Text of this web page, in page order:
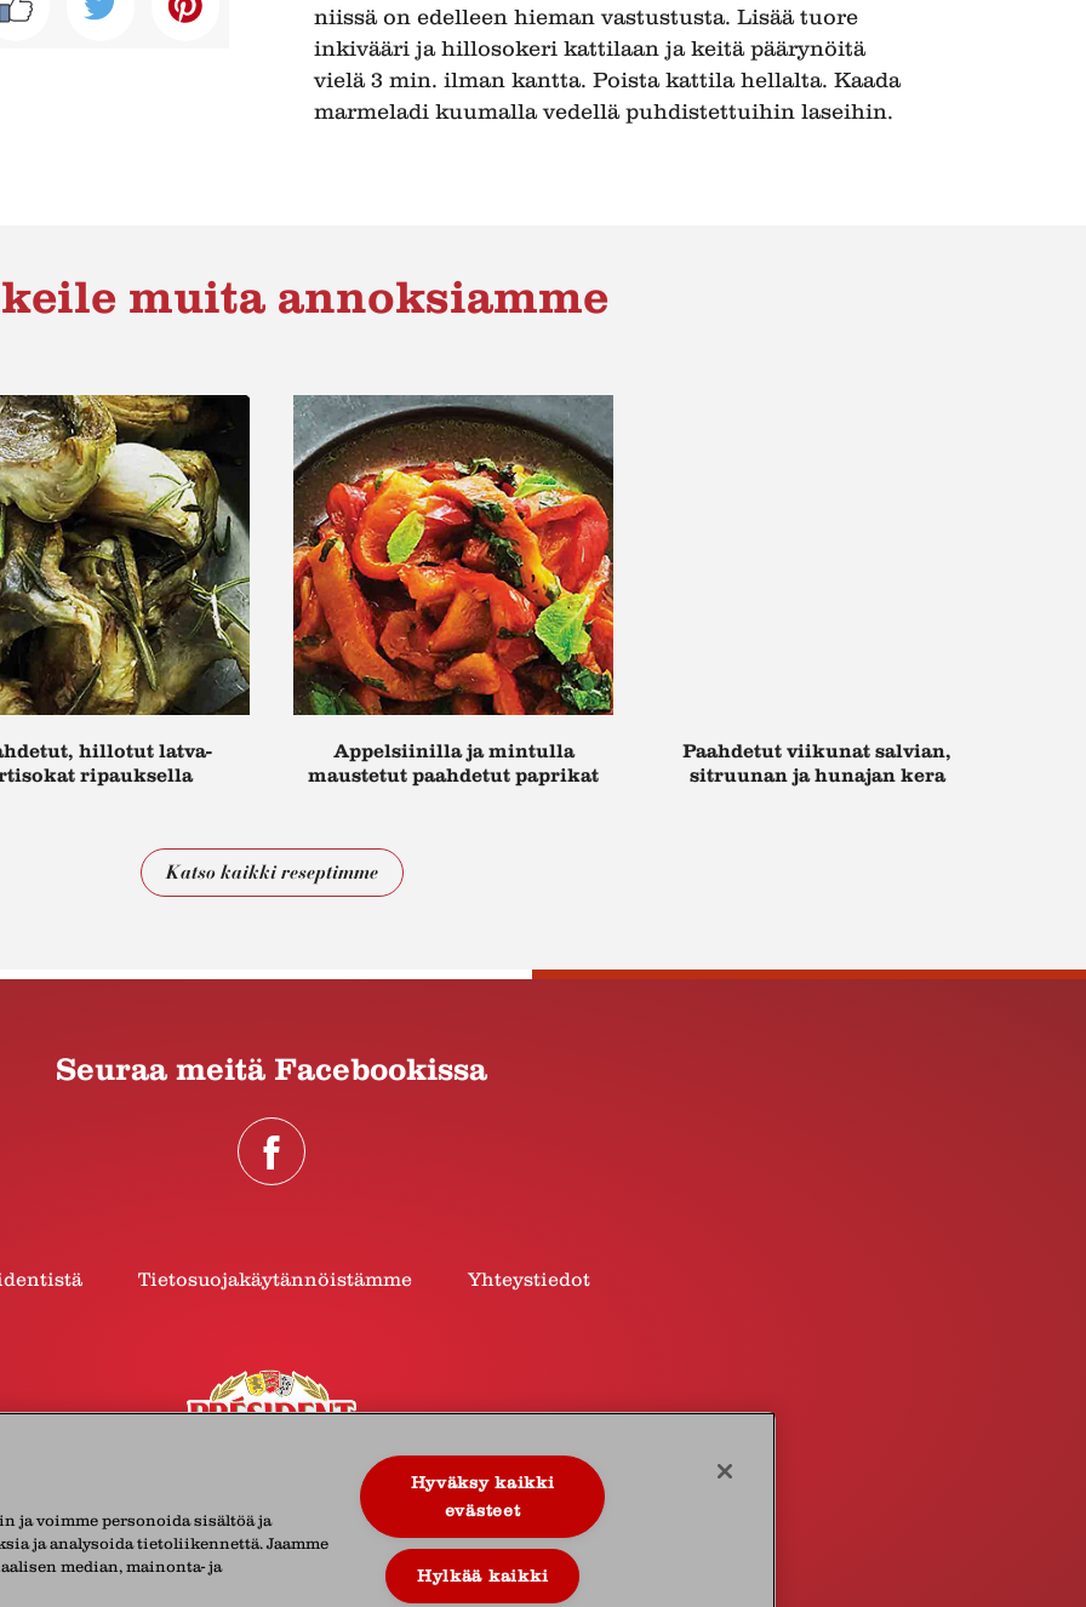
niissä on edelleen hieman vastustusta. Lisää tuore
inkivääri ja hillosokeri kattilaan ja keitä päärynöitä
vielä 3 min. ilman kantta. Poista kattila hellalta. Kaada
marmeladi kuumalla vedellä puhdistettuihin laseihin.
muita annoksiamme
hillotut latva-
ripauksella
Appelsiinilla ja mintulla
maustetut paahdetut paprikat
Paahdetut viikunat salvian,
sitruunan ja hunajan kera
Katso kaikki reseptimme
Seuraa meitä Facebookissa
Tietosuojakäytännöistämme Yhteystiedot
Oy Vaisalantie 4 B, 02130 Espoo Suomi Puh.+358 207 514 620
ja voimme personoida sisältöä ja
ja analysoida tietoliikennettä. Jaamme
median, mainonta- ja
Hyväksy kaikki
evästeet
Hylkää kaikki